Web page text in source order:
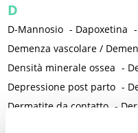
D
D-Mannosio - Dapoxetina -
Demenza vascolare /
Densità minerale ossea -
Depressione post parto -
Dermatite da contatto -